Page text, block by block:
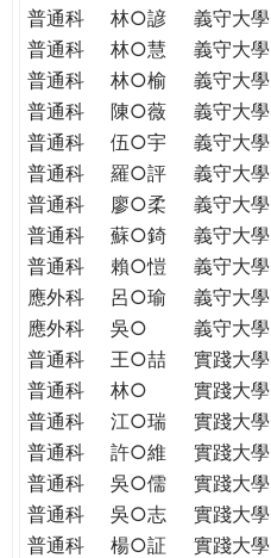
普通科
林○諺 義守大學
普通科
林○慧 義守大學
普通科
林○榆 義守大學
普通科
陳○薇 義守大學
普通科
伍○宇 義守大學
普通科
羅○評 義守大學
普通科
廖○柔 義守大學
普通科
蘇○錡 義守大學
普通科
賴○愷 義守大學
應外科
呂○瑜 義守大學
應外科
吳○ 義守大學
普通科
王○喆 實踐大學
普通科
林○ 實踐大學
普通科
江○瑞 實踐大學
普通科
許○維 實踐大學
普通科
吳○儒 實踐大學
普通科
吳○志 實踐大學
普通科
楊○証 實踐大學